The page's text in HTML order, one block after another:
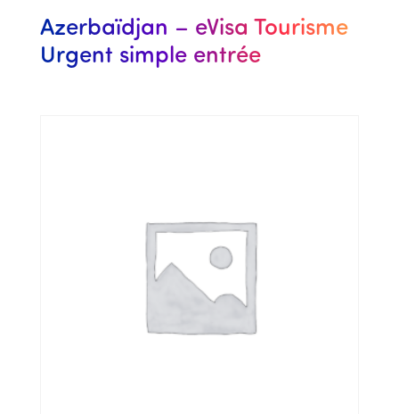
Azerbaïdjan – eVisa Tourisme
Urgent simple entrée